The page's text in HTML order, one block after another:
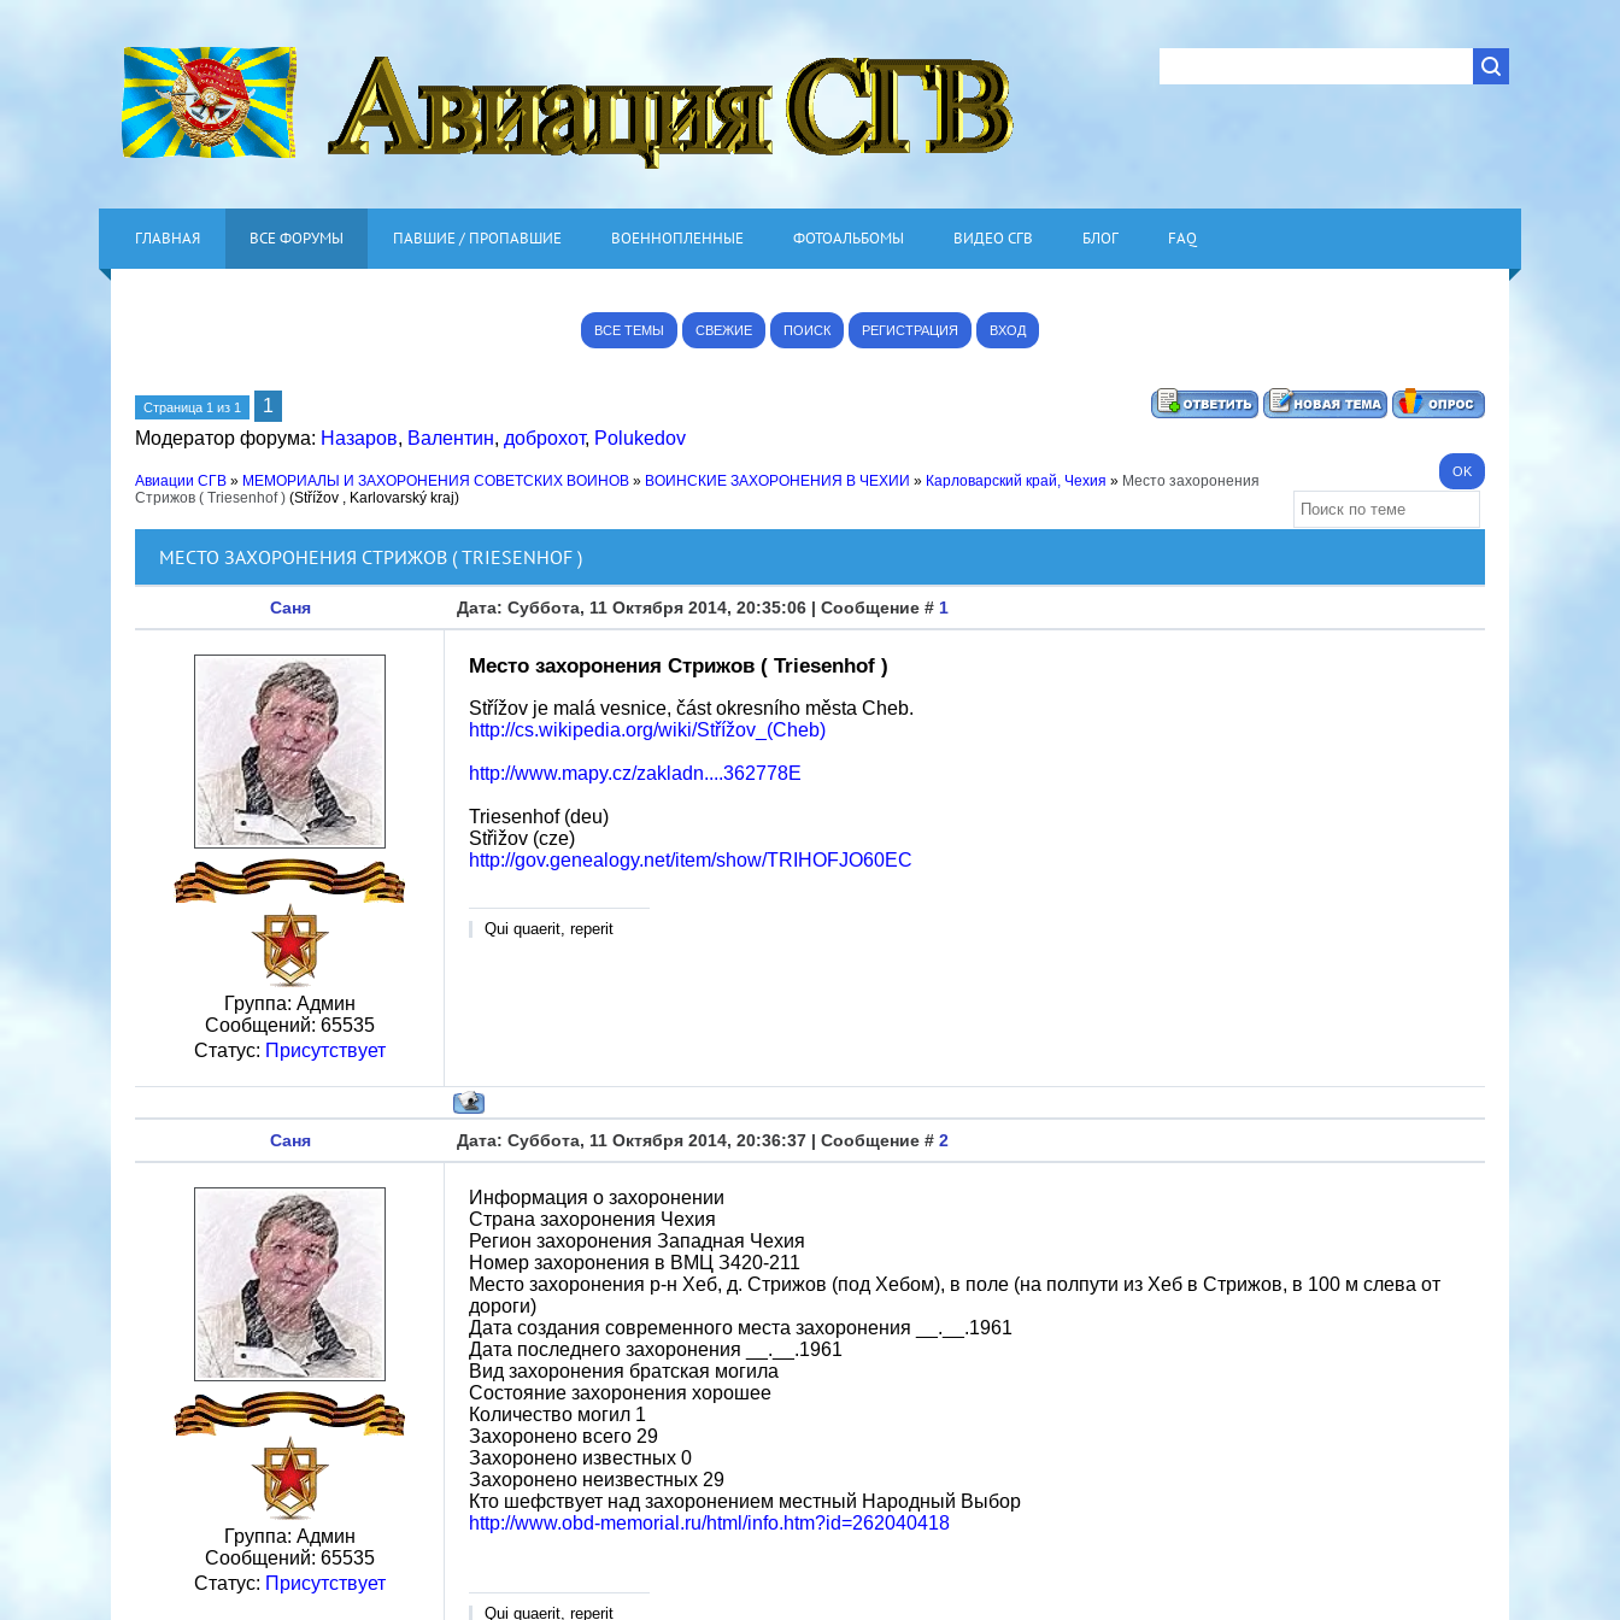
ГЛАВНАЯ ВСЕ ФОРУМЫ ПАВШИЕ / ПРОПАВШИЕ ВОЕННОПЛЕННЫЕ ФОТОАЛЬБОМЫ ВИДЕО СГВ БЛОГ FAQ
ВСЕ ТЕМЫ СВЕЖИЕ ПОИСК РЕГИСТРАЦИЯ ВХОД
Страница 1 из 1
1
Модератор форума: Назаров, Валентин, доброхот, Polukedov
Авиации СГВ » МЕМОРИАЛЫ И ЗАХОРОНЕНИЯ СОВЕТСКИХ ВОИНОВ » ВОИНСКИЕ ЗАХОРОНЕНИЯ В ЧЕХИИ » Карловарский край, Чехия » Место захоронения
Стрижов ( Triesenhof ) (Střížov , Karlovarský kraj)
МЕСТО ЗАХОРОНЕНИЯ СТРИЖОВ ( TRIESENHOF )
Саня Дата: Суббота, 11 Октября 2014, 20:35:06 | Сообщение # 1
Группа: Админ
Сообщений: 65535
Статус: Присутствует
Место захоронения Стрижов ( Triesenhof )
Střížov je malá vesnice, část okresního města Cheb.
http://cs.wikipedia.org/wiki/Střížov_(Cheb)
http://www.mapy.cz/zakladn....362778E
Triesenhof (deu)
Střižov (cze)
http://gov.genealogy.net/item/show/TRIHOFJO60EC
Qui quaerit, reperit
Саня Дата: Суббота, 11 Октября 2014, 20:36:37 | Сообщение # 2
Группа: Админ
Сообщений: 65535
Статус: Присутствует
Информация о захоронении
Страна захоронения Чехия
Регион захоронения Западная Чехия
Номер захоронения в ВМЦ З420-211
Место захоронения р-н Хеб, д. Стрижов (под Хебом), в поле (на полпути из Хеб в Стрижов, в 100 м слева от
дороги)
Дата создания современного места захоронения __.__.1961
Дата последнего захоронения __.__.1961
Вид захоронения братская могила
Состояние захоронения хорошее
Количество могил 1
Захоронено всего 29
Захоронено известных 0
Захоронено неизвестных 29
Кто шефствует над захоронением местный Народный Выбор
http://www.obd-memorial.ru/html/info.htm?id=262040418
Qui quaerit, reperit